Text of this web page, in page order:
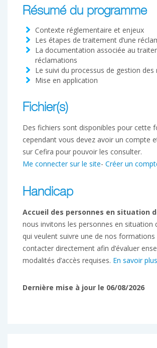
Résumé du programme
Contexte réglementaire et enjeux
Les étapes de traitement d’une
La documentation associée au
réclamations
Le suivi du processus de gestion des
Mise en application
Fichier(s)
Des fichiers sont disponibles pour cette
cependant vous devez avoir un compte
sur Cefira pour pouvoir les consulter.
Me connecter sur le site- Créer un
Handicap
Accueil des personnes en situation
nous invitons les personnes en situation
qui veulent suivre une de nos formations
contacter directement afin d’évaluer
modalités d’accès requises. En savoir
Dernière mise à jour le 06/08/2026